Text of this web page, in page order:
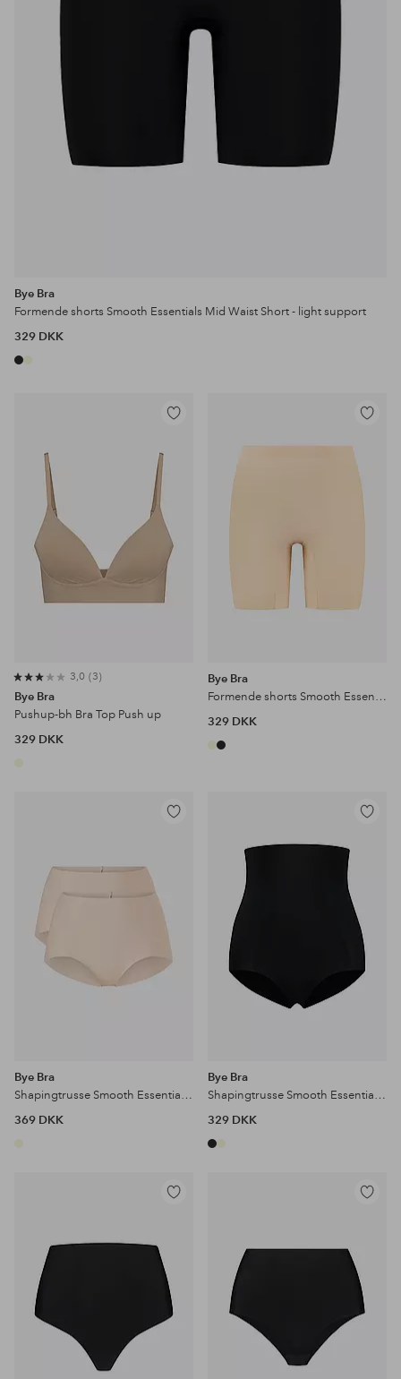
Bye Bra
Formende shorts Smooth Essentials Mid Waist Short - light support
329 DKK
Tilføj
favoritter
3,0 3
Bye Bra
Pushup-bh Bra Top Push up
329 DKK
Tilføj
favoritter
Bye Bra
Formende shorts Smooth Essentials Mid Waist Short - light support
329 DKK
Tilføj
Bye Bra
Shapingtrusse Smooth Essentials Mid Waist Brief - light support 2-pak
369 DKK
Tilføj
Bye Bra
Shapingtrusse Smooth Essentials High Waist Brief - light support
329 DKK
Tilføj
Tilføj